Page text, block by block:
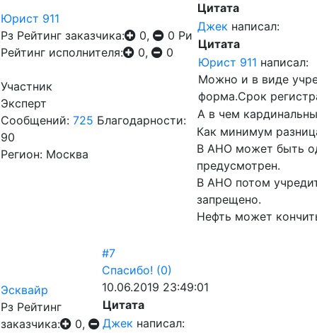
Юрист 911
Рз Рейтинг заказчика: 0, 0 Ри
Рейтинг исполнителя:
0, 0
Участник
Эксперт
Сообщений: 725 Благодарности:
90
Регион: Москва
Цитата
Джек написал:
Цитата
Юрист 911 написал:
Можно и в виде
форма.Срок
А в чем
Как минимум
В АНО может быть
предусмотрен.
В АНО потом
запрещено.
Нефть может
Эсквайр
Рз Рейтинг
заказчика:
0,
#7
Спасибо! (0)
10.06.2019 23:49:01
Цитата
Джек написал: